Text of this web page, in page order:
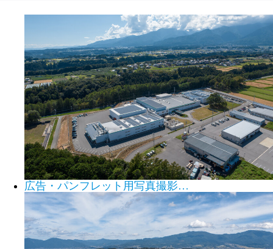
広告・パンフレット用写真撮影…